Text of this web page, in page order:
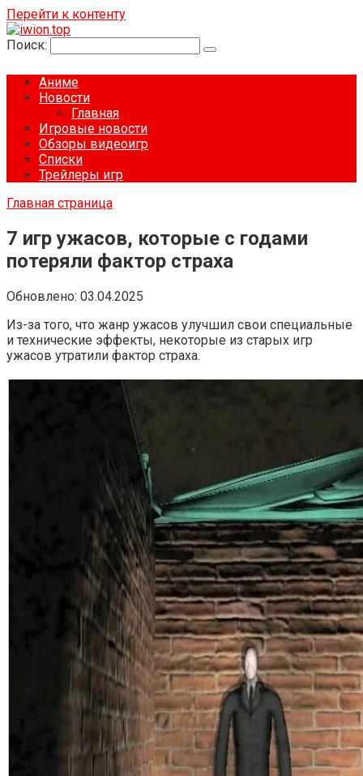
Перейти к контенту
Поиск:
Аниме
Новости
Главная
Игровые новости
Обзоры видеоигр
Списки
Трейлеры игр
Главная страница
7 игр ужасов, которые с годами
потеряли фактор страха
Обновлено: 03.04.2025
Из-за того, что жанр ужасов улучшил свои специальные
и технические эффекты, некоторые из старых игр
ужасов утратили фактор страха.